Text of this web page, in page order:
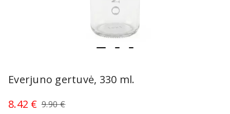
Everjuno gertuvė, 330 ml.
8.42 € 9.90 €